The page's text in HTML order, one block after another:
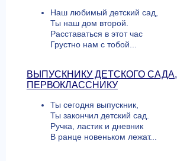
Наш любимый детский сад,
Ты наш дом второй.
Расставаться в этот час
Грустно нам с тобой...
ВЫПУСКНИКУ ДЕТСКОГО САДА,
ПЕРВОКЛАССНИКУ
Ты сегодня выпускник,
Ты закончил детский сад.
Ручка, ластик и дневник
В ранце новеньком лежат...